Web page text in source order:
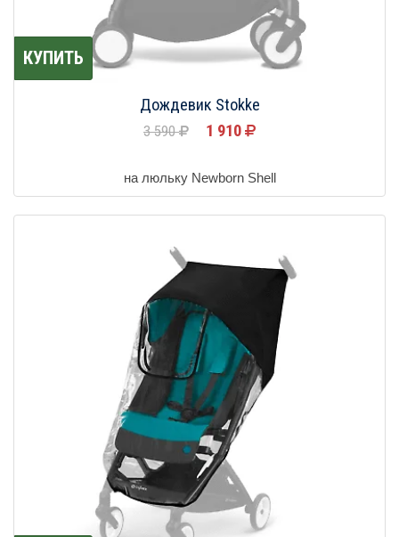
КУПИТЬ
Дождевик Stokke
3 590 1 910
на люльку Newborn Shell